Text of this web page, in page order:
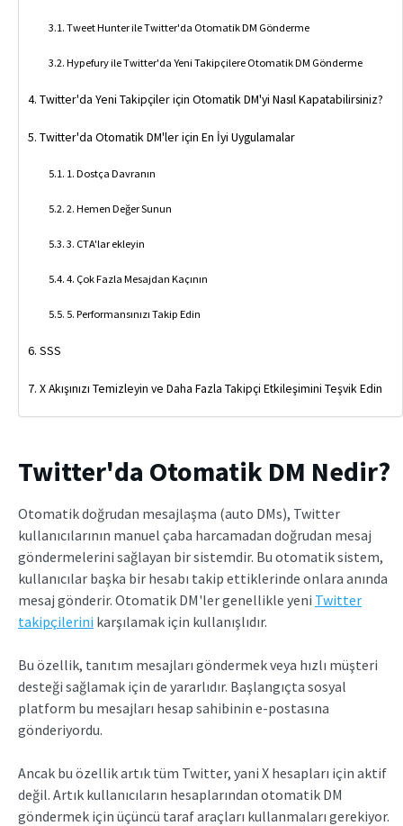
Tweet Hunter ile Twitter'da Otomatik DM Gönderme
Hypefury ile Twitter'da Yeni Takipçilere Otomatik DM Gönderme
Twitter'da Yeni Takipçiler için Otomatik DM'yi Nasıl Kapatabilirsiniz?
Twitter'da Otomatik DM'ler için En İyi Uygulamalar
1. Dostça Davranın
2. Hemen Değer Sunun
3. CTA'lar ekleyin
4. Çok Fazla Mesajdan Kaçının
5. Performansınızı Takip Edin
SSS
X Akışınızı Temizleyin ve Daha Fazla Takipçi Etkileşimini Teşvik Edin
Twitter'da Otomatik DM Nedir?
Otomatik doğrudan mesajlaşma (auto DMs), Twitter
kullanıcılarının manuel çaba harcamadan doğrudan mesaj
göndermelerini sağlayan bir sistemdir. Bu otomatik sistem,
kullanıcılar başka bir hesabı takip ettiklerinde onlara anında
mesaj gönderir. Otomatik DM'ler genellikle yeni Twitter
takipçilerini karşılamak için kullanışlıdır.
Bu özellik, tanıtım mesajları göndermek veya hızlı müşteri
desteği sağlamak için de yararlıdır. Başlangıçta sosyal
platform bu mesajları hesap sahibinin e-postasına
gönderiyordu.
Ancak bu özellik artık tüm Twitter, yani X hesapları için aktif
değil. Artık kullanıcıların hesaplarından otomatik DM
göndermek için üçüncü taraf araçları kullanmaları gerekiyor.